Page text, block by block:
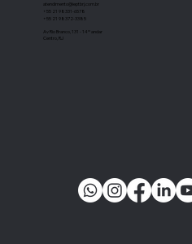
atendimento@ieptbrj.com.br
+55 21 98331-6578
+55 21 98372-3385
Av Rio Branco, 131 - 14º andar
Centro, RJ